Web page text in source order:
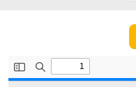
o
n